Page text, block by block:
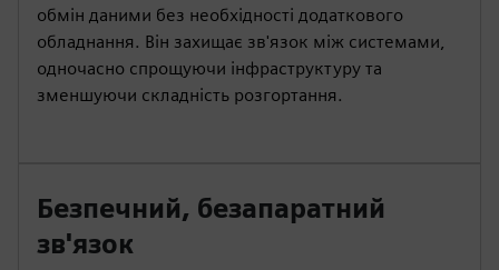
обмін даними без необхідності додаткового
обладнання. Він захищає зв'язок між системами,
одночасно спрощуючи інфраструктуру та
зменшуючи складність розгортання.
Безпечний, безапаратний
зв'язок